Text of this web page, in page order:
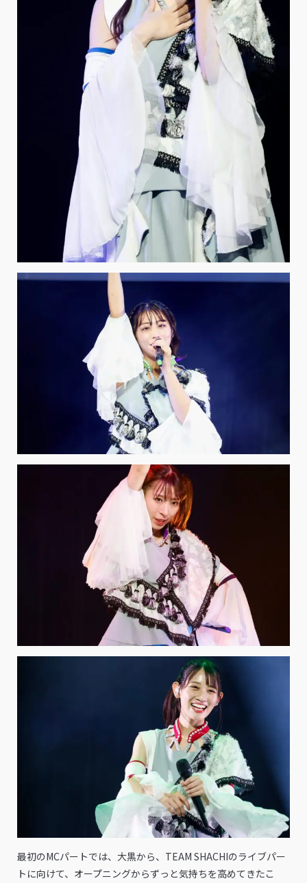
最初のMCパートでは、大黒から、TEAM SHACHIのライブパー
トに向けて、オープニングからずっと気持ちを高めてきたこ